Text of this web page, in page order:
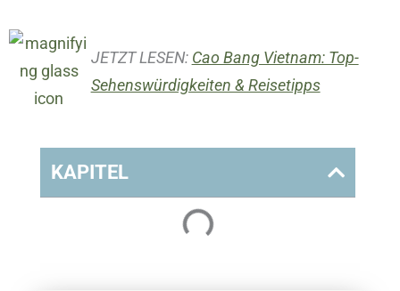
JETZT LESEN: Cao Bang Vietnam: Top-
Sehenswürdigkeiten & Reisetipps
KAPITEL